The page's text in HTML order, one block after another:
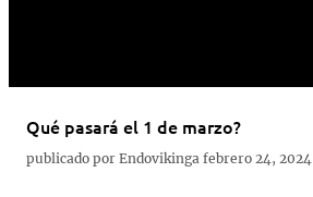
Qué pasará el 1 de marzo?
publicado por Endovikinga febrero 24, 2024